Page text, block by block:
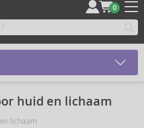
0
huid en lichaam
lichaam